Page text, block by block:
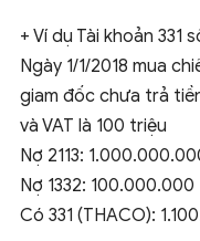
+ Ví dụ Tài khoản 331
Ngày 1/1/2018 mua
giam đốc chưa trả
và VAT là 100 triệu
Nợ 2113:
Nợ 1332: 100.000.000
Có 331 (THACO):